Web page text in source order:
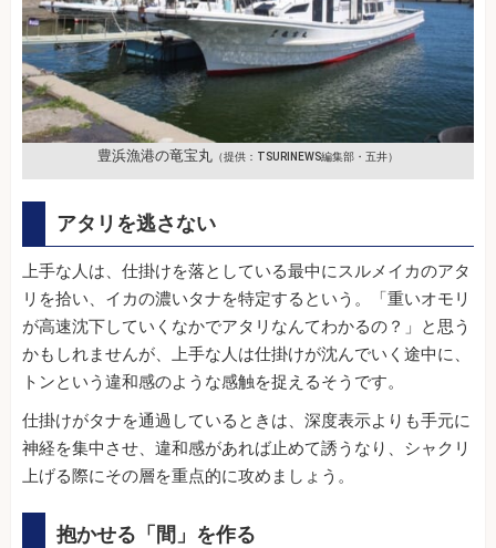
豊浜漁港の竜宝丸 （提供：TSURINEWS編集部・五井）
アタリを逃さない
上手な人は、仕掛けを落としている最中にスルメイカのアタ
リを拾い、イカの濃いタナを特定するという。「重いオモリ
が高速沈下していくなかでアタリなんてわかるの？」と思う
かもしれませんが、上手な人は仕掛けが沈んでいく途中に、
トンという違和感のような感触を捉えるそうです。
仕掛けがタナを通過しているときは、深度表示よりも手元に
神経を集中させ、違和感があれば止めて誘うなり、シャクリ
上げる際にその層を重点的に攻めましょう。
抱かせる「間」を作る